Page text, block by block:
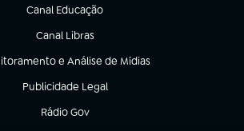
Canal Educação
(abre em nova aba)
Canal Libras
(abre em nova aba)
e Análise de Mídias
em nova aba)
Publicidade Legal
(abre em nova aba)
Rádio Gov
(abre em nova aba)